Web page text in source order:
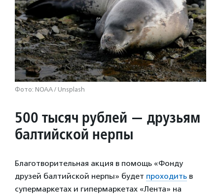
Фото: NOAA / Unsplash
500 тысяч рублей — друзьям
балтийской нерпы
Благотворительная акция в помощь «Фонду
друзей балтийской нерпы» будет проходить в
супермаркетах и гипермаркетах «Лента» на